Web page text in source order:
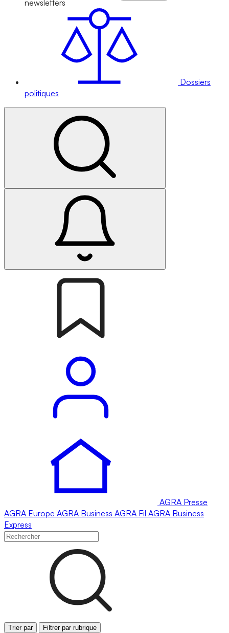
newsletters
Dossiers
politiques
AGRA Presse
AGRA Europe AGRA Business AGRA Fil AGRA Business
Express
Trier par Filtrer par rubrique